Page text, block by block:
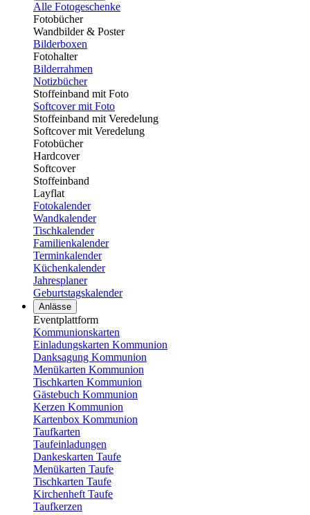
Alle Fotogeschenke
Fotobücher
Wandbilder & Poster
Bilderboxen
Fotohalter
Bilderrahmen
Notizbücher
Stoffeinband mit Foto
Softcover mit Foto
Stoffeinband mit Veredelung
Softcover mit Veredelung
Fotobücher
Hardcover
Softcover
Stoffeinband
Layflat
Fotokalender
Wandkalender
Tischkalender
Familienkalender
Terminkalender
Küchenkalender
Jahresplaner
Geburtstagskalender
Anlässe
Eventplattform
Kommunionskarten
Einladungskarten Kommunion
Danksagung Kommunion
Menükarten Kommunion
Tischkarten Kommunion
Gästebuch Kommunion
Kerzen Kommunion
Kartenbox Kommunion
Taufkarten
Taufeinladungen
Dankeskarten Taufe
Menükarten Taufe
Tischkarten Taufe
Kirchenheft Taufe
Taufkerzen